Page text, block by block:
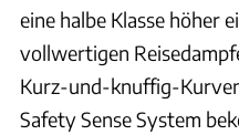
eine halbe Klasse höher
vollwertigen
Kurz-und-knuffig-
Safety Sense System